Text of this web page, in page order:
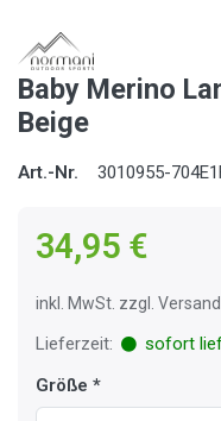
Baby Merino
Beige
Art.-Nr. 3010955-
34,95 €
inkl. MwSt. zzgl.
Lieferzeit:
sofort
Größe